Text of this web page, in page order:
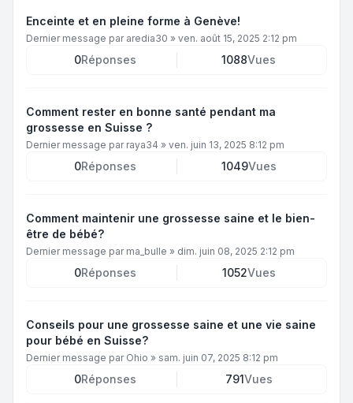
Enceinte et en pleine forme à Genève!
Dernier message par aredia30 » ven. août 15, 2025 2:12 pm
0Réponses 1088Vues
Comment rester en bonne santé pendant ma
grossesse en Suisse ?
Dernier message par raya34 » ven. juin 13, 2025 8:12 pm
0Réponses 1049Vues
Comment maintenir une grossesse saine et le bien-
être de bébé?
Dernier message par ma_bulle » dim. juin 08, 2025 2:12 pm
0Réponses 1052Vues
Conseils pour une grossesse saine et une vie saine
pour bébé en Suisse?
Dernier message par Ohio » sam. juin 07, 2025 8:12 pm
0Réponses 791Vues